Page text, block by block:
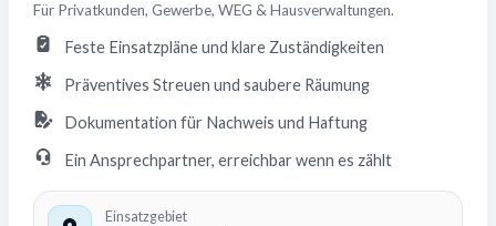
Für Privatkunden, Gewerbe, WEG & Hausverwaltungen.
Feste Einsatzpläne und klare Zuständigkeiten
Präventives Streuen und saubere Räumung
Dokumentation für Nachweis und Haftung
Ein Ansprechpartner, erreichbar wenn es zählt
Einsatzgebiet